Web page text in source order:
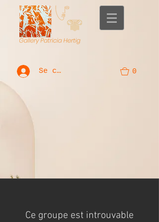
Se connecter 0
Ce groupe est introuvable